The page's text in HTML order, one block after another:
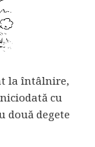
la întâlnire,
cu
două degete